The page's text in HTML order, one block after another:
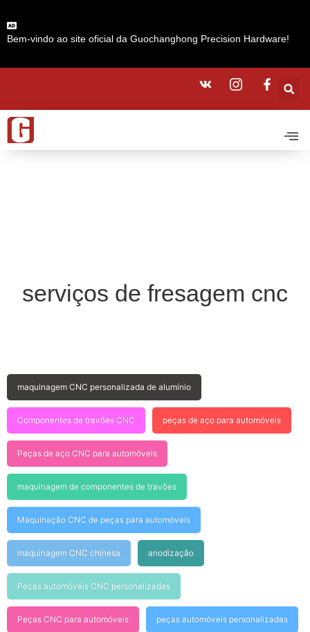
Bem-vindo ao site oficial da Guochanghong Precision Hardware!
serviços de fresagem cnc
maquinagem CNC personalizada de alumínio
Componentes de travões CNC peças de aço para automóveis
Peças de aço CNC para automóveis
maquinagem de componentes de travões
Maquinação CNC de peças para automóveis
maquinagem CNC chinesa anodização
Peças automóveis CNC personalizadas
Peças CNC para automóveis peças automóveis personalizadas